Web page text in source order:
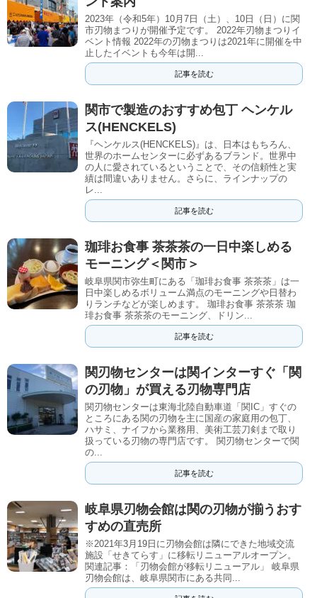
2023年（令和5年）10月7日（土）、10日（日）に関
市刃物まつりが開催予定です。 2022年刃物まつりイ
ベント情報 2022年の刃物まつりは2021年に開催を中
止したイベントも今年は開...
記事を読む
関市で製造のおすすめ包丁 ヘンケル
ス(HENCKELS)
『ヘンケルス(HENCKELS)』は、日本はもちろん、
世界のホームセンターに必ずあるブランド。世界中
の人に愛されているということで、その信頼性と実
績は間違いありません。さらに、ラインナップの
レ...
記事を読む
珈琲お食事 茶茶茶の一日中楽しめる
モーニング＜関市＞
岐阜県関市弥生町にある「珈琲お食事 茶茶茶」は一
日中楽しめるボリューム満点のモーニングや日替わ
りランチなどが楽しめます。 珈琲お食事 茶茶茶 珈
琲お食事 茶茶茶のモーニング、ドリン...
記事を読む
関刃物センターは関インターすぐ「関
の刃物」が買える刃物専門店
関刃物センターは東海北陸自動車道「関IC」すぐの
ところにある関の刃物を主に国産の家庭用の包丁、
ハサミ、ナイフから業務用、美術工芸刀剣まで取り
扱っている刃物の専門店です。 関刃物センターで関
の...
記事を読む
岐阜県刃物会館は関の刃物が揃うおす
すめの直売所
※2021年3月19日に刃物会館は隣にできた地域交流
施設「せきてらす」に移転リニューアルオープン。
関連記事：「刃物会館が移転リニューアル」 岐阜県
刃物会館は、岐阜県関市にある共同...